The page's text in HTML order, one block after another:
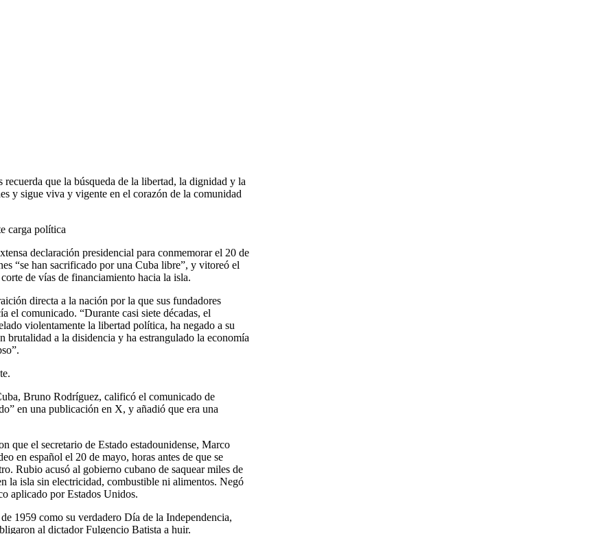
que la búsqueda de la libertad, la dignidad y la
y sigue viva y vigente en el corazón de la comunidad
carga política
declaración presidencial para conmemorar el 20 de
“se han sacrificado por una Cuba libre”, y vitoreó el
de vías de financiamiento hacia la isla.
directa a la nación por la que sus fundadores
el comunicado. “Durante casi siete décadas, el
violentamente la libertad política, ha negado a su
brutalidad a la disidencia y ha estrangulado la economía
Bruno Rodríguez, calificó el comunicado de
en una publicación en X, y añadió que era una
que el secretario de Estado estadounidense, Marco
en español el 20 de mayo, horas antes de que se
Rubio acusó al gobierno cubano de saquear miles de
la isla sin electricidad, combustible ni alimentos. Negó
aplicado por Estados Unidos.
1959 como su verdadero Día de la Independencia,
al dictador Fulgencio Batista a huir.